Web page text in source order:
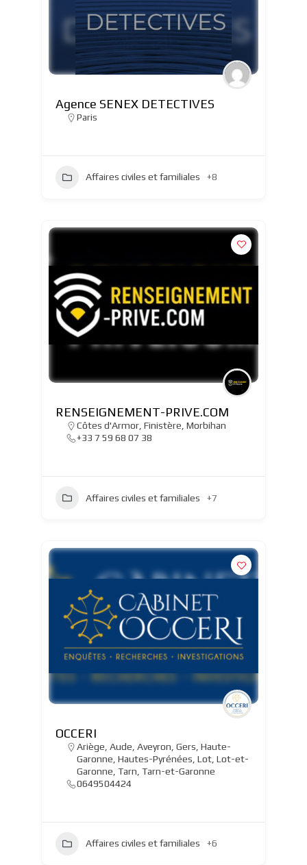
Agence SENEX DETECTIVES
Paris
Affaires civiles et familiales +8
RENSEIGNEMENT-PRIVE.COM
Côtes d'Armor, Finistère Morbihan
+33 7 59 68 07 38
Affaires civiles et familiales +7
OCCERI
Ariège Aude Aveyron Gers Haute-
Garonne Hautes-Pyrénées Lot, Lot-et-
Garonne Tarn Tarn-et-Garonne
0649504424
Affaires civiles et familiales +6